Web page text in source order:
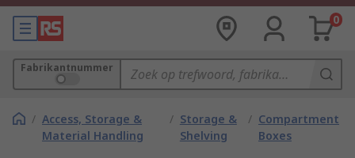
0
Fabrikantnummer
/ Access, Storage &
Material Handling
/ Storage &
Shelving
/ Compartment
Boxes